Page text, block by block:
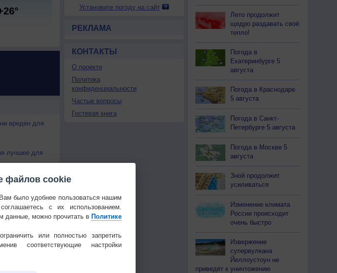
вреден для
лучшее для
попадает
2
для здоровья
Установите погоду на сайт
РЕКЛАМА
КОНТАКТЫ
О проекте
Политика
конфиденциальности
Частые вопросы
Гостевая книга
Лето продолжит
щедро раздавать своё
тепло!
Погода в
Екатеринбурге 5
августа
Погода в Краснодаре
5 августа
Погода в Санкт-
Петербурге 5 августа
Погода в Москве 5
августа
Зной продолжит
усиливаться
Изменение климата
России происходит
очень быстро
Извержение
супервулкана
Йеллоустоун не
приведёт к уничтожению
файлов cookie
было удобнее пользоваться нашим
с их использованием.
данные, можно прочитать в Политике
или полностью запретить
соответствующие настройки